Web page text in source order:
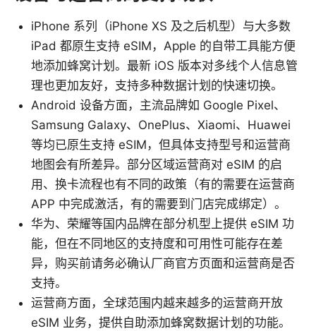
iPhone 系列（iPhone XS 及之后机型）与大多数
iPad 都原生支持 eSIM，Apple 的自带工具能方便
地添加蜂窝计划。最新 iOS 版本对多线个人信息管
理也更加友好，支持多种数据计划的快速切换。
Android 设备方面，主流品牌如 Google Pixel、
Samsung Galaxy、OnePlus、Xiaomi、Huawei
等均已原生支持 eSIM，但具体支持型号和运营商
地图会有所差异。部分区域运营商对 eSIM 的启
用、换卡流程也有不同的政策（有的需要在运营商
APP 中完成激活，有的需要到门店完成绑定）。
华为、荣耀等国内品牌在部分机型上提供 eSIM 功
能，但在不同地区的支持度和可用性可能存在差
异，购买前请务必确认厂商官方页面和运营商是否
支持。
运营商方面，全球范围内越来越多的运营商开放
eSIM 业务，提供自助添加蜂窝数据计划的功能。